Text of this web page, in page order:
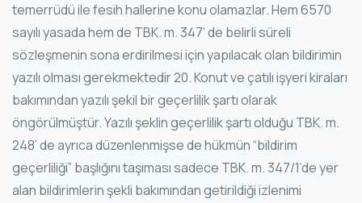
temerrüdü ile fesih hallerine konu olamazlar. Hem 6570
sayılı yasada hem de TBK. m. 347’ de belirli süreli
sözleşmenin sona erdirilmesi için yapılacak olan bildirimin
yazılı olması gerekmektedir 20. Konut ve çatılı işyeri kiraları
bakımından yazılı şekil bir geçerlilik şartı olarak
öngörülmüştür. Yazılı şeklin geçerlilik şartı olduğu TBK. m.
248’ de ayrıca düzenlenmişse de hükmün “bildirim
geçerliliği” başlığını taşıması sadece TBK. m. 347/1’de yer
alan bildirimlerin şekli bakımından getirildiği izlenimi